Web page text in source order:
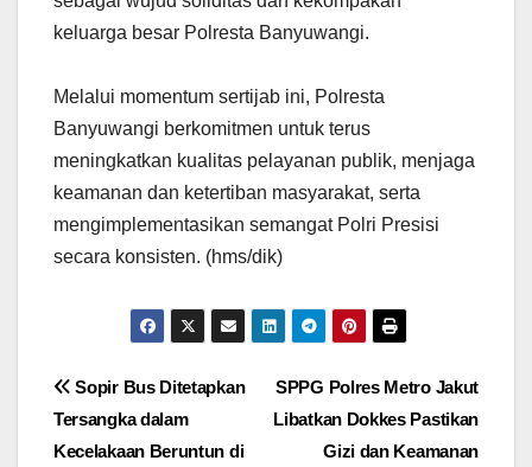
keluarga besar Polresta Banyuwangi.
Melalui momentum sertijab ini, Polresta
Banyuwangi berkomitmen untuk terus
meningkatkan kualitas pelayanan publik, menjaga
keamanan dan ketertiban masyarakat, serta
mengimplementasikan semangat Polri Presisi
secara konsisten. (hms/dik)
Navigasi
pos
SPPG Polres Metro Jakut
Libatkan Dokkes Pastikan
Gizi dan Keamanan
Sopir Bus Ditetapkan
Tersangka dalam
Kecelakaan Beruntun di